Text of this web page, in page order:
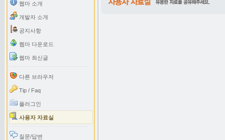
웹마 소개
개발자 소개
공지사항
웹마 다운로드
웹마 최신글
다른 브라우저
Tip / Faq
플러그인
사용자 자료실
질문/답변